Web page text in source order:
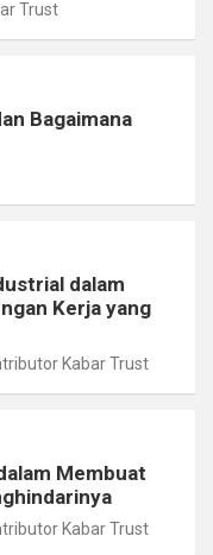
Trust
Bagaimana
dalam
Kerja yang
Kabar Trust
Membuat
Kabar Trust